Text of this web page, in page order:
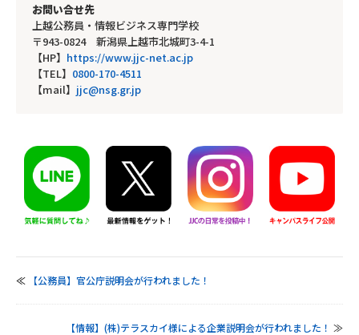
お問い合せ先
上越公務員・情報ビジネス専門学校
〒943-0824 新潟県上越市北城町3-4-1
【HP】 https://www.jjc-net.ac.jp
【TEL】 0800-170-4511
【mail】 jjc@nsg.gr.jp
≪ 【公務員】官公庁説明会が行われました！
【情報】(株)テラスカイ様による企業説明会が行われました！ ≫